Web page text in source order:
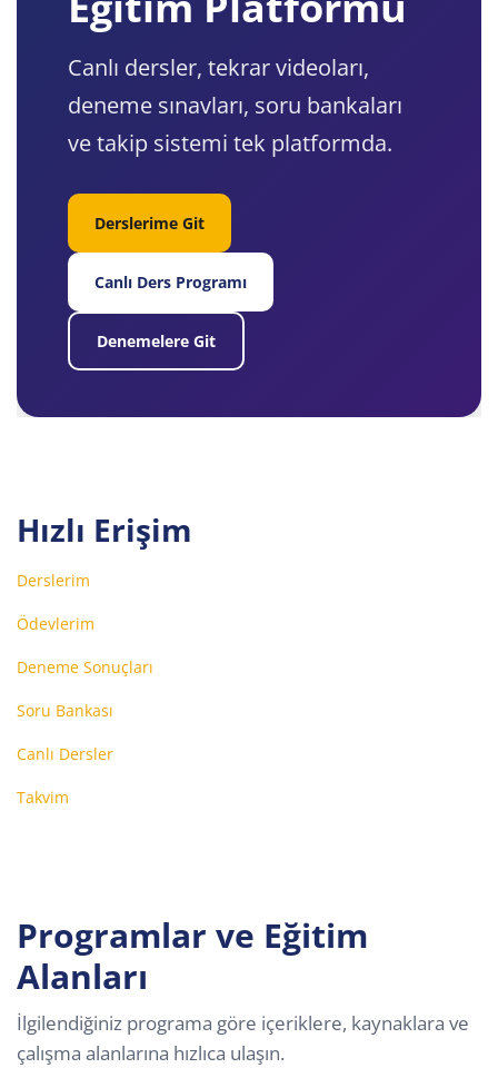
Canlı dersler, tekrar videoları,
deneme sınavları, soru bankaları
ve takip sistemi tek platformda.
Derslerime Git
Canlı Ders Programı
Denemelere Git
Hızlı Erişim
Derslerim
Ödevlerim
Deneme Sonuçları
Soru Bankası
Canlı Dersler
Takvim
Programlar ve Eğitim
Alanları
İlgilendiğiniz programa göre içeriklere, kaynaklara ve
çalışma alanlarına hızlıca ulaşın.